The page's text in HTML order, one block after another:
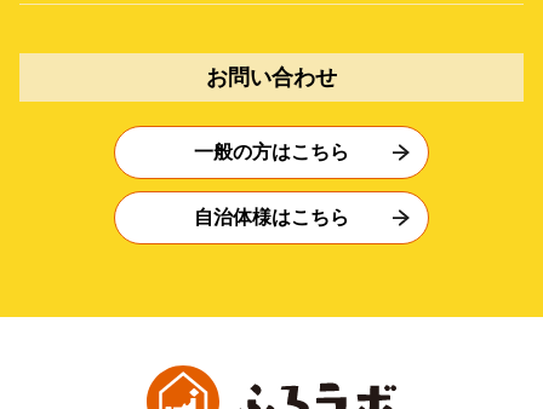
お問い合わせ
一般の方はこちら
自治体様はこちら